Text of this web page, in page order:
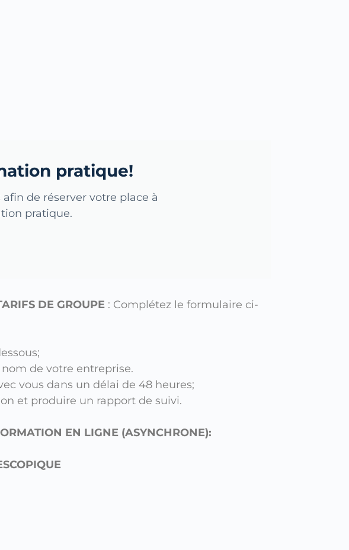
pratique!
de réserver votre place à
pratique.
DE GROUPE: Complétez le formulaire ci-
de votre entreprise.
vous dans un délai de 48 heures;
et produire un rapport de suivi.
EN LIGNE (ASYNCHRONE):